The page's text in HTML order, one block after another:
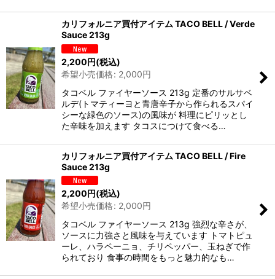
カリフォルニア買付アイテム TACO BELL / Verde
Sauce 213g
2,200円(税込)
希望小売価格: 2,000円
タコベル ファイヤーソース 213g 定番のサルサベ
ルデ(トマティーヨと青唐辛子から作られるスパイ
シーな緑色のソース)の風味が 料理にピリッとし
た辛味を加えます タコスにつけて食べる…
カリフォルニア買付アイテム TACO BELL / Fire
Sauce 213g
2,200円(税込)
希望小売価格: 2,000円
タコベル ファイヤーソース 213g 強烈な辛さが、
ソースに力強さと風味を与えています トマトピュ
ーレ、ハラペーニョ、チリペッパー、玉ねぎで作
られており 食事の時間をもっと魅力的なも…